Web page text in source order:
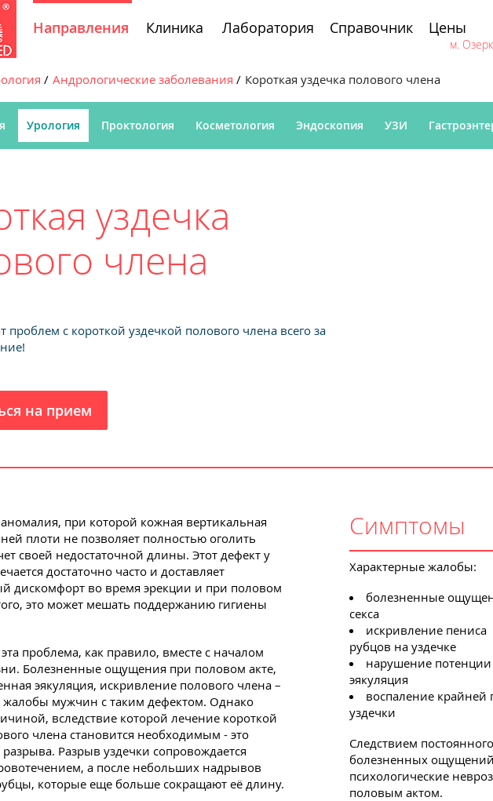
Направления Клиника Лаборатория Справочник Цены
м.
Андрологические заболевания Короткая уздечка полового члена
Урология Проктология Косметология Эндоскопия УЗИ
уздечка
члена
проблем с короткой уздечкой полового члена всего за
на прием
при которой кожная вертикальная
плоти не позволяет полностью оголить
своей недостаточной длины. Этот дефект у
достаточно часто и доставляет
дискомфорт во время эрекции и при половом
это может мешать поддержанию гигиены
проблема, как правило, вместе с началом
Болезненные ощущения при половом акте,
эякуляция, искривление полового члена –
жалобы мужчин с таким дефектом. Однако
вследствие которой лечение короткой
члена становится необходимым - это
разрыва. Разрыв уздечки сопровождается
а после небольших надрывов
которые еще больше сокращают её длину.
Симптомы
Характерные жалобы:
болезненные
секса
искривление пениса
рубцов на уздечке
нарушение
эякуляция
воспаление крайней
уздечки
Следствием
болезненных ощущений
психологические
половым актом.